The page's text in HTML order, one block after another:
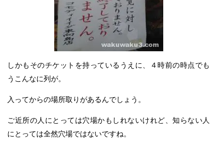
しかもそのチケットを持っているうえに、４時前の時点でも
うこんなに列が。
入ってからの場所取りがあるんでしょう。
ご近所の人にとっては穴場かもしれないけれど、知らない人
にとっては全然穴場ではないですね。